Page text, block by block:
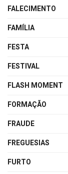
FALECIMENTO
FAMÍLIA
FESTA
FESTIVAL
FLASH MOMENT
FORMAÇÃO
FRAUDE
FREGUESIAS
FURTO